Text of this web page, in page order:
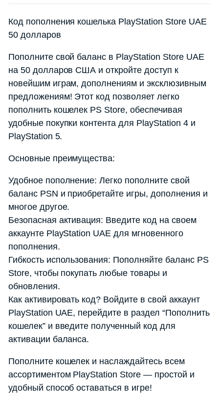
Код пополнения кошелька PlayStation Store UAE
50 долларов
Пополните свой баланс в PlayStation Store UAE
на 50 долларов США и откройте доступ к
новейшим играм, дополнениям и эксклюзивным
предложениям! Этот код позволяет легко
пополнить кошелек PS Store, обеспечивая
удобные покупки контента для PlayStation 4 и
PlayStation 5.
Основные преимущества:
Удобное пополнение: Легко пополните свой
баланс PSN и приобретайте игры, дополнения и
многое другое.
Безопасная активация: Введите код на своем
аккаунте PlayStation UAE для мгновенного
пополнения.
Гибкость использования: Пополняйте баланс PS
Store, чтобы покупать любые товары и
обновления.
Как активировать код? Войдите в свой аккаунт
PlayStation UAE, перейдите в раздел “Пополнить
кошелек” и введите полученный код для
активации баланса.
Пополните кошелек и наслаждайтесь всем
ассортиментом PlayStation Store — простой и
удобный способ оставаться в игре!